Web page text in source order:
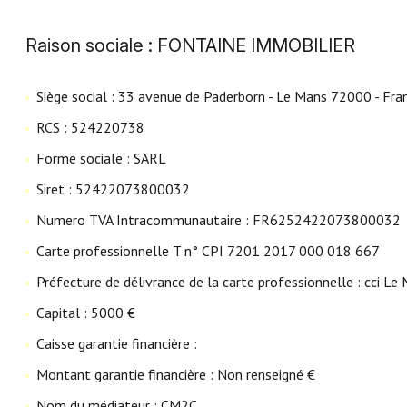
Gironde
e-
mail
Raison sociale : FONTAINE IMMOBILIER
Siège social : 33 avenue de Paderborn - Le Mans 72000 -
RCS : 524220738
Forme sociale : SARL
Siret : 52422073800032
Numero TVA Intracommunautaire : FR6252422073800032
Carte professionnelle T n° CPI 7201 2017 000 018 667
Préfecture de délivrance de la carte professionnelle : cci Le
Capital : 5000 €
Caisse garantie financière :
Montant garantie financière : Non renseigné €